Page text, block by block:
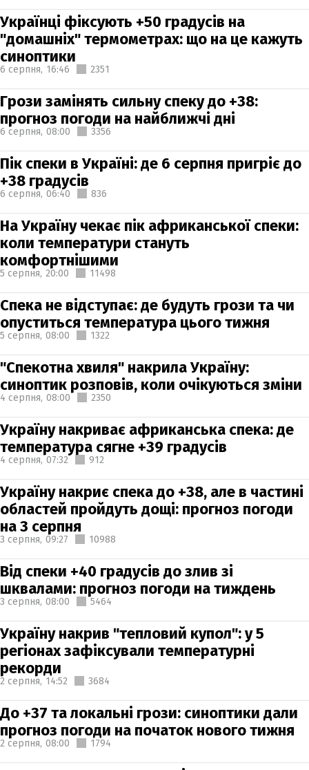
Українці фіксують +50 градусів на
"домашніх" термометрах: що на це кажуть
синоптики
6 серпня, 16:46 2351
Грози замінять сильну спеку до +38:
прогноз погоди на найближчі дні
6 серпня, 08:00 3356
Пік спеки в Україні: де 6 серпня пригріє до
+38 градусів
6 серпня, 06:40 836
На Україну чекає пік африканської спеки:
коли температури стануть
комфортнішими
5 серпня, 20:00 11498
Спека не відступає: де будуть грози та чи
опуститься температура цього тижня
5 серпня, 08:00 1322
"Спекотна хвиля" накрила Україну:
синоптик розповів, коли очікуються зміни
4 серпня, 08:00 2350
Україну накриває африканська спека: де
температура сягне +39 градусів
4 серпня, 07:32 912
Україну накриє спека до +38, але в частині
областей пройдуть дощі: прогноз погоди
на 3 серпня
3 серпня, 09:27 10988
Від спеки +40 градусів до злив зі
шквалами: прогноз погоди на тиждень
3 серпня, 08:00 5464
Україну накрив "тепловий купол": у 5
регіонах зафіксували температурні
рекорди
2 серпня, 14:52 3684
До +37 та локальні грози: синоптики дали
прогноз погоди на початок нового тижня
2 серпня, 08:00 1794